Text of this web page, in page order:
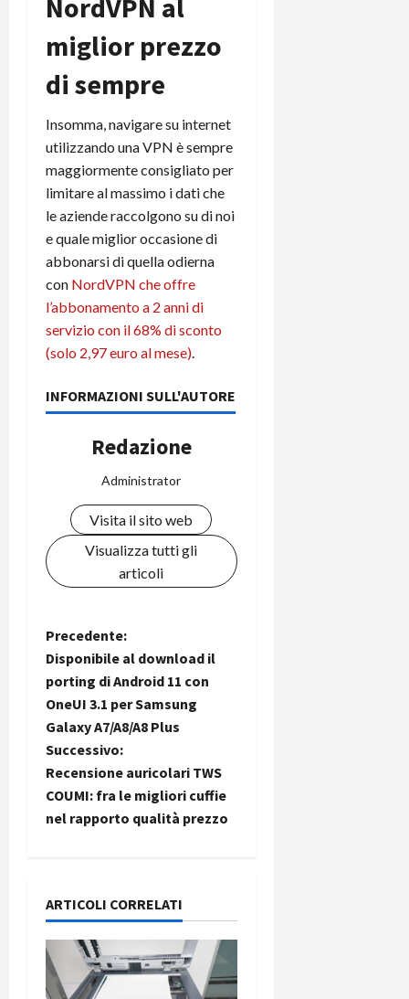
miglior prezzo
di sempre
Insomma, navigare su internet
utilizzando una VPN è sempre
maggiormente consigliato per
limitare al massimo i dati che
le aziende raccolgono su di noi
e quale miglior occasione di
abbonarsi di quella odierna
con NordVPN che offre
l’abbonamento a 2 anni di
servizio con il 68% di sconto
(solo 2,97 euro al mese)
INFORMAZIONI SULL'AUTORE
Redazione
Administrator
Visita il sito web
Visualizza tutti gli
articoli
N
a
v
i
g
a
i
o
n
Precedente:
Disponibile al download il
porting di Android 11 con
OneUI 3.1 per Samsung
Galaxy A7/A8/A8 Plus
Successivo:
Recensione auricolari TWS
COUMI: fra le migliori cuffie
nel rapporto qualità prezzo
ARTICOLI CORRELATI